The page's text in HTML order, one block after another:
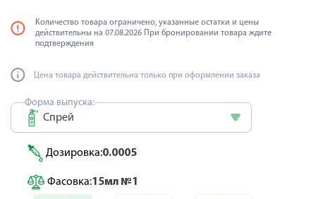
Количество товара ограничено, указанные остатки и цены
действительны на 07.08.2026 При бронировании товара ждите
подтверждения
Цена товара действительна только при оформлении заказа
Форма выпуска:
Спрей
Дозировка:0.0005
Фасовка:15мл №1